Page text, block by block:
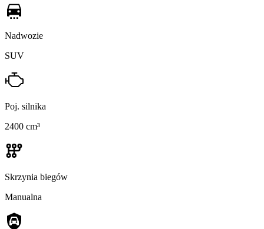
Nadwozie
SUV
Poj. silnika
2400 cm³
Skrzynia biegów
Manualna